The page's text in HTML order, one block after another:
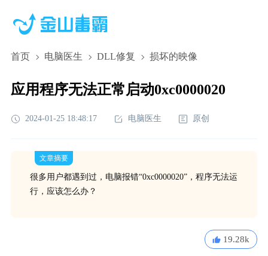
首页 电脑医生 DLL修复 损坏的映像
应用程序无法正常启动0xc0000020
2024-01-25 18:48:17 电脑医生 原创
文章摘要
很多用户都遇到过，电脑报错“0xc0000020”，程序无法运
行，应该怎么办？
19.28k